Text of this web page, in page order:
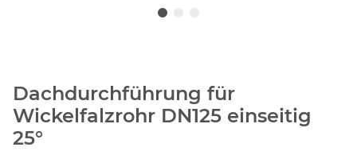
Dachdurchführung für
Wickelfalzrohr DN125 einseitig
25°